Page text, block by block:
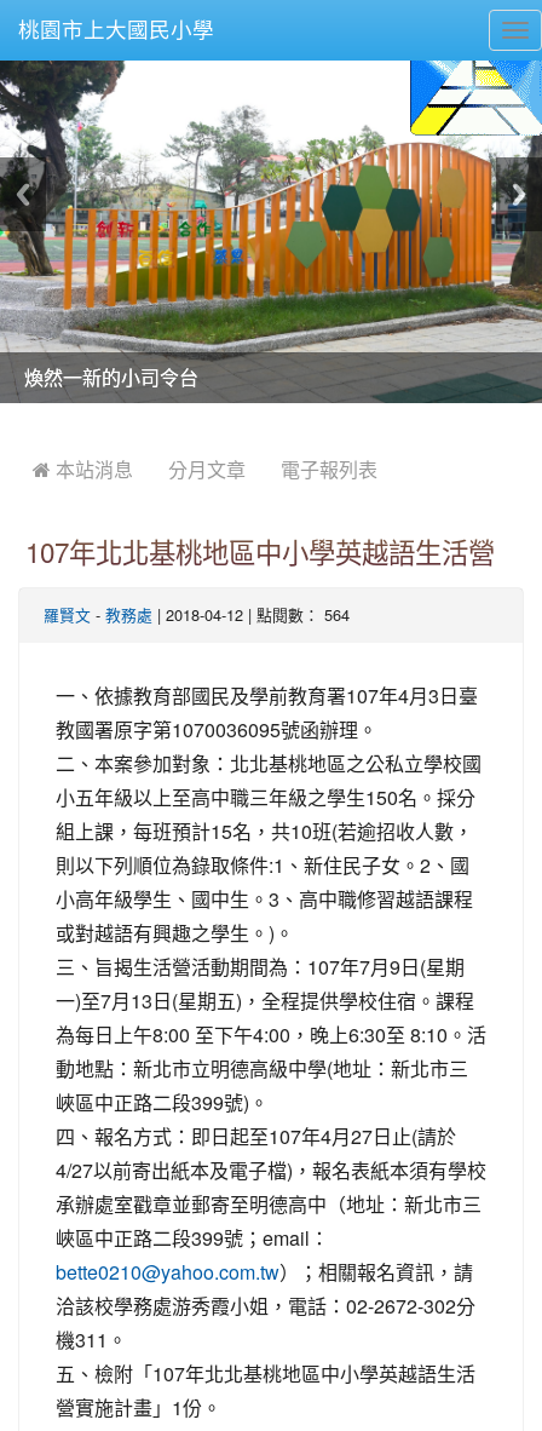
桃園市上大國民小學
美麗的操場是我們活力的來源
美麗的操場是我們活力的來源
煥然一新的小司令台
煥然一新的小司令台
富含桃園埤塘田園風光意象的中廊
富含桃園埤塘田園風光意象的中廊
嶄新的中庭廣場
嶄新的中庭廣場
水生池生生不息
水生池生生不息
 本站消息 分月文章 電子報列表
107年北北基桃地區中小學英越語生活營
羅賢文 - 教務處 | 2018-04-12 | 點閱數： 564
一、依據教育部國民及學前教育署107年4月3日臺
教國署原字第1070036095號函辦理。
二、本案參加對象：北北基桃地區之公私立學校國
小五年級以上至高中職三年級之學生150名。採分
組上課，每班預計15名，共10班(若逾招收人數，
則以下列順位為錄取條件:1、新住民子女。2、國
小高年級學生、國中生。3、高中職修習越語課程
或對越語有興趣之學生。)。
三、旨揭生活營活動期間為：107年7月9日(星期
一)至7月13日(星期五)，全程提供學校住宿。課程
為每日上午8:00 至下午4:00，晚上6:30至 8:10。活
動地點：新北市立明德高級中學(地址：新北市三
峽區中正路二段399號)。
四、報名方式：即日起至107年4月27日止(請於
4/27以前寄出紙本及電子檔)，報名表紙本須有學校
承辦處室戳章並郵寄至明德高中（地址：新北市三
峽區中正路二段399號；email：
bette0210@yahoo.com.tw）；相關報名資訊，請
洽該校學務處游秀霞小姐，電話：02-2672-302分
機311。
五、檢附「107年北北基桃地區中小學英越語生活
營實施計畫」1份。